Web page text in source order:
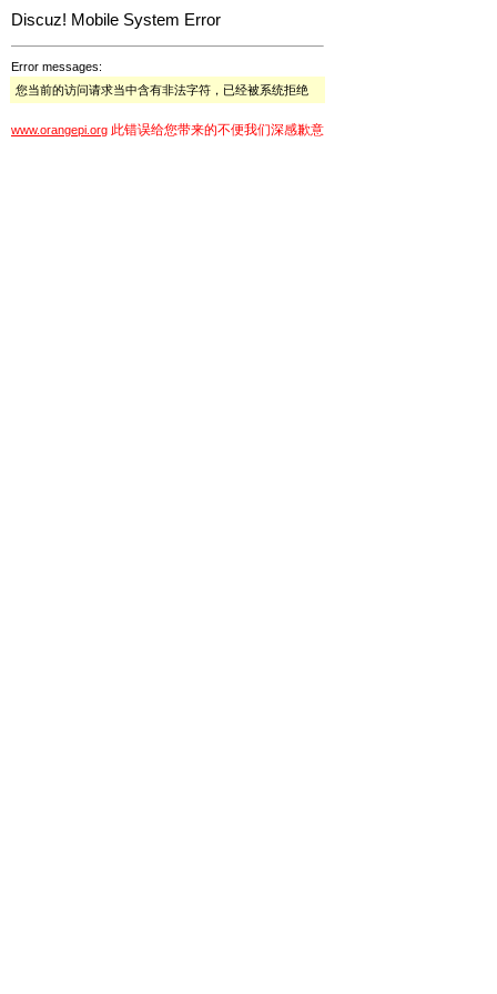
Discuz! Mobile System Error
Error messages:
您当前的访问请求当中含有非法字符，已经被系统拒绝
www.orangepi.org 此错误给您带来的不便我们深感歉意